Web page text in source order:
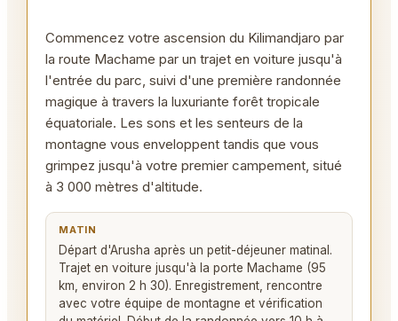
Commencez votre ascension du Kilimandjaro par
la route Machame par un trajet en voiture jusqu'à
l'entrée du parc, suivi d'une première randonnée
magique à travers la luxuriante forêt tropicale
équatoriale. Les sons et les senteurs de la
montagne vous enveloppent tandis que vous
grimpez jusqu'à votre premier campement, situé
à 3 000 mètres d'altitude.
MATIN
Départ d'Arusha après un petit-déjeuner matinal.
Trajet en voiture jusqu'à la porte Machame (95
km, environ 2 h 30). Enregistrement, rencontre
avec votre équipe de montagne et vérification